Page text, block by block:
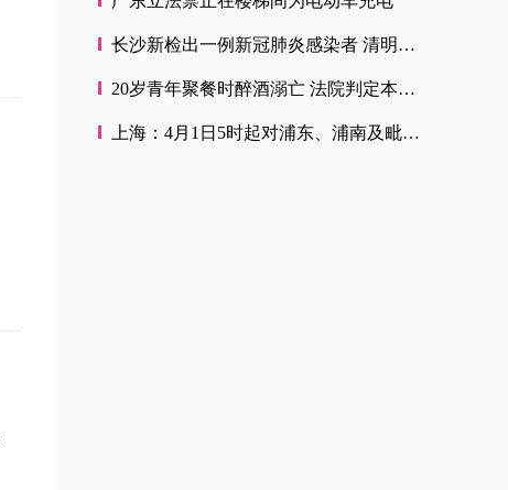
长沙新检出一例新冠肺炎感染者 清明祭扫限流限时
20岁青年聚餐时醉酒溺亡 法院判定本人应负主要责任
上海：4月1日5时起对浦东、浦南及毗邻区域实行分区分类、网格化管理